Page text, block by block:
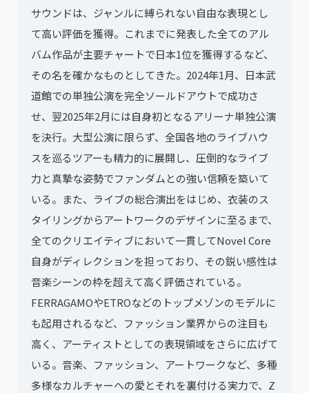
サウンドは、ジャンルに縛られない自由な表現とし
て高い評価を獲得。これまでに発表した全てのアル
バム作品が主要チャートで日本1位を獲得するなど、
その名を確かなものとしてきた。2024年1月、日本武
道館での単独公演を完全ソールドアウトで成功さ
せ、翌2025年2月には自身初となるアリーナ単独公演
を決行。大型公演に限らず、全国各地のライブハウ
スを巡るツアーも精力的に展開し、圧倒的なライブ
力と真摯な姿勢でファンダムとの強い信頼を築いて
いる。また、ライブの総合演出をはじめ、衣装のス
タイリングからアートワークのデザインに至るまで、
全てのクリエイティブにおいて一貫してNovel Core
自身がディレクションを担っており、その鋭い感性は
音楽シーンの枠を超えて高く評価されている。
FERRAGAMOやETROなどのトップメゾンのモデルに
も起用されるなど、ファッション業界からの注目も
高く、アーティストとしての表現領域をさらに広げて
いる。音楽、ファッション、アートワークなど、多種
多様なカルチャーへの愛とそれを裏付ける実力で、Z